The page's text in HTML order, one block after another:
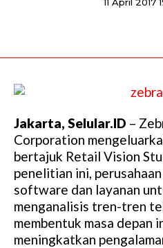
Jakarta, Selular.ID –
Corporation
bertajuk Retail Vision
penelitian ini,
software dan layanan
menganalisis tren-tren
membentuk masa depan
meningkatkan